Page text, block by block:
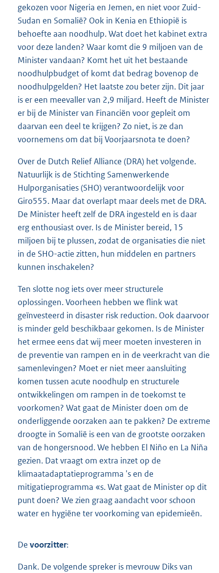
gekozen voor Nigeria en Jemen, en niet voor Zuid-
Sudan en Somalië? Ook in Kenia en Ethiopië is
behoefte aan noodhulp. Wat doet het kabinet extra
voor deze landen? Waar komt die 9 miljoen van de
Minister vandaan? Komt het uit het bestaande
noodhulpbudget of komt dat bedrag bovenop de
noodhulpgelden? Het laatste zou beter zijn. Dit jaar
is er een meevaller van 2,9 miljard. Heeft de Minister
er bij de Minister van Financiën voor gepleit om
daarvan een deel te krijgen? Zo niet, is ze dan
voornemens om dat bij Voorjaarsnota te doen?
Over de Dutch Relief Alliance (DRA) het volgende.
Natuurlijk is de Stichting Samenwerkende
Hulporganisaties (SHO) verantwoordelijk voor
Giro555. Maar dat overlapt maar deels met de DRA.
De Minister heeft zelf de DRA ingesteld en is daar
erg enthousiast over. Is de Minister bereid, 15
miljoen bij te plussen, zodat de organisaties die niet
in de SHO-actie zitten, hun middelen en partners
kunnen inschakelen?
Ten slotte nog iets over meer structurele
oplossingen. Voorheen hebben we flink wat
geïnvesteerd in disaster risk reduction. Ook daarvoor
is minder geld beschikbaar gekomen. Is de Minister
het ermee eens dat wij meer moeten investeren in
de preventie van rampen en in de veerkracht van die
samenlevingen? Moet er niet meer aansluiting
komen tussen acute noodhulp en structurele
ontwikkelingen om rampen in de toekomst te
voorkomen? Wat gaat de Minister doen om de
onderliggende oorzaken aan te pakken? De extreme
droogte in Somalië is een van de grootste oorzaken
van de hongersnood. We hebben El Niño en La Niña
gezien. Dat vraagt om extra inzet op de
klimaatadaptatieprogramma 's en de
mitigatieprogramma «s. Wat gaat de Minister op dit
punt doen? We zien graag aandacht voor schoon
water en hygiëne ter voorkoming van epidemieën.
De voorzitter:
Dank. De volgende spreker is mevrouw Diks van